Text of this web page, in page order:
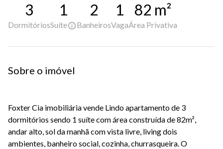
3
Dormitórios
1
Suíte
2
Banheiros
1
Vaga
82 m²
Área Privativa
Sobre o imóvel
Foxter Cia imobiliária vende Lindo apartamento de 3
dormitórios sendo 1 suíte com área construída de 82m²,
andar alto, sol da manhã com vista livre, living dois
ambientes, banheiro social, cozinha, churrasqueira. O